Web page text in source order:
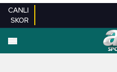
CANLI
SKOR